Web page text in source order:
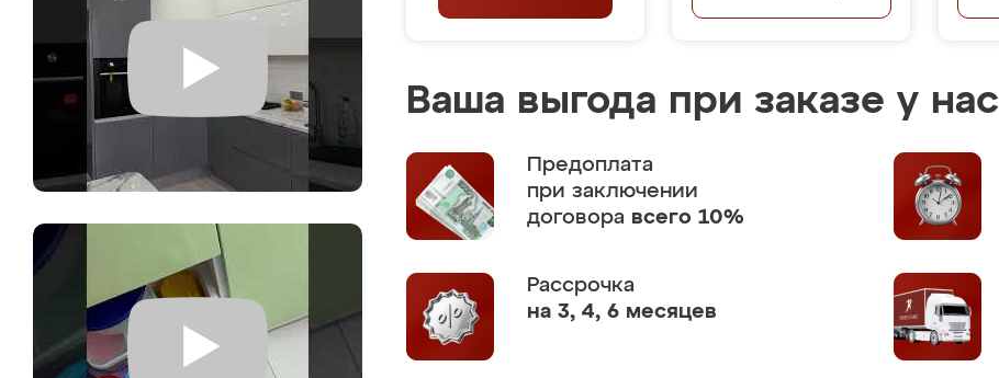
Ваша выгода при заказе у нас
Предоплата
при заключении
договора всего 10%
Рассрочка
на 3, 4, 6 месяцев